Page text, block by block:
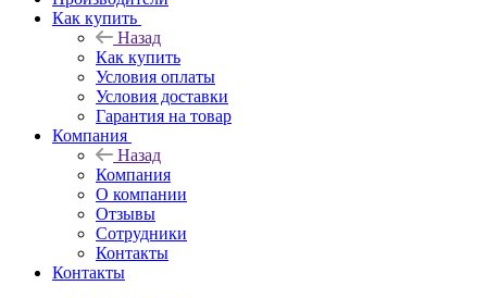
Как купить
Назад
Как купить
Условия оплаты
Условия доставки
Гарантия на товар
Компания
Назад
Компания
О компании
Отзывы
Сотрудники
Контакты
Контакты